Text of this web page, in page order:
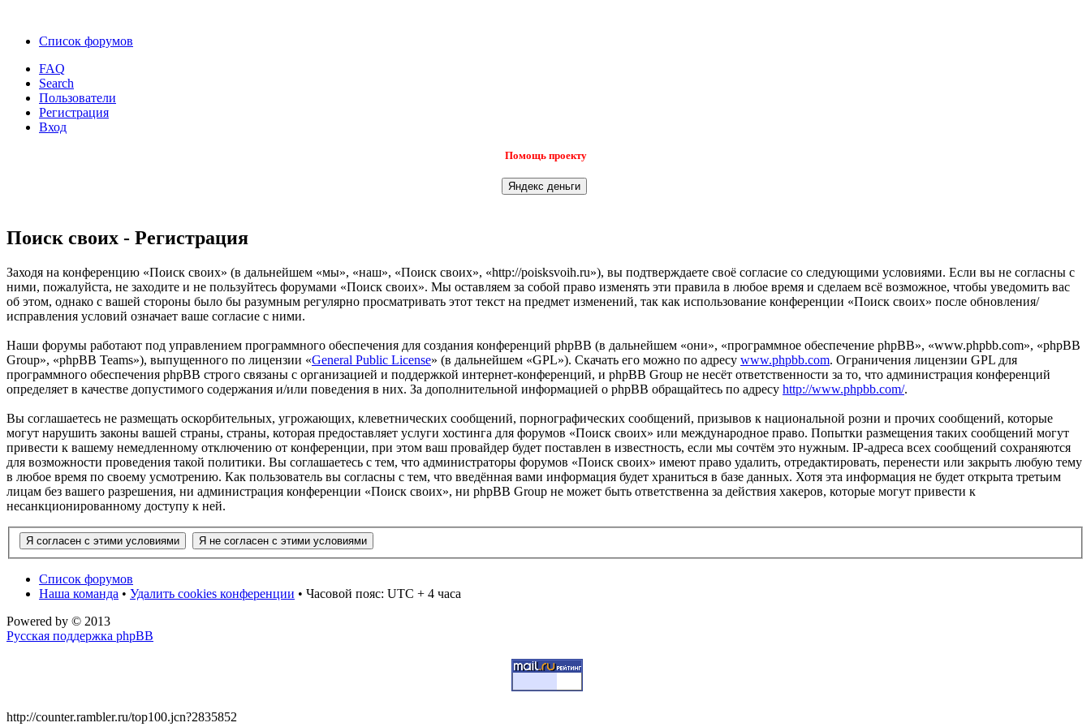
Список форумов
FAQ
Search
Пользователи
Регистрация
Вход
Помощь проекту
Поиск своих - Регистрация
Заходя на конференцию «Поиск своих» (в дальнейшем «мы», «наш», «Поиск своих», «http://poisksvoih.ru»), вы подтверждаете своё согласие со следующими условиями. Если вы не согласны с
ними, пожалуйста, не заходите и не пользуйтесь форумами «Поиск своих». Мы оставляем за собой право изменять эти правила в любое время и сделаем всё возможное, чтобы уведомить вас
об этом, однако с вашей стороны было бы разумным регулярно просматривать этот текст на предмет изменений, так как использование конференции «Поиск своих» после обновления/
исправления условий означает ваше согласие с ними.
Наши форумы работают под управлением программного обеспечения для создания конференций phpBB (в дальнейшем «они», «программное обеспечение phpBB», «www.phpbb.com», «phpBB
Group», «phpBB Teams»), выпущенного по лицензии «General Public License» (в дальнейшем «GPL»). Скачать его можно по адресу www.phpbb.com. Ограничения лицензии GPL для
программного обеспечения phpBB строго связаны с организацией и поддержкой интернет-конференций, и phpBB Group не несёт ответственности за то, что администрация конференций
определяет в качестве допустимого содержания и/или поведения в них. За дополнительной информацией о phpBB обращайтесь по адресу http://www.phpbb.com/.
Вы соглашаетесь не размещать оскорбительных, угрожающих, клеветнических сообщений, порнографических сообщений, призывов к национальной розни и прочих сообщений, которые
могут нарушить законы вашей страны, страны, которая предоставляет услуги хостинга для форумов «Поиск своих» или международное право. Попытки размещения таких сообщений могут
привести к вашему немедленному отключению от конференции, при этом ваш провайдер будет поставлен в известность, если мы сочтём это нужным. IP-адреса всех сообщений сохраняются
для возможности проведения такой политики. Вы соглашаетесь с тем, что администраторы форумов «Поиск своих» имеют право удалить, отредактировать, перенести или закрыть любую тему
в любое время по своему усмотрению. Как пользователь вы согласны с тем, что введённая вами информация будет храниться в базе данных. Хотя эта информация не будет открыта третьим
лицам без вашего разрешения, ни администрация конференции «Поиск своих», ни phpBB Group не может быть ответственна за действия хакеров, которые могут привести к
несанкционированному доступу к ней.
Список форумов
Наша команда • Удалить cookies конференции • Часовой пояс: UTC + 4 часа
Powered by © 2013
Русская поддержка phpBB
http://counter.rambler.ru/top100.jcn?2835852